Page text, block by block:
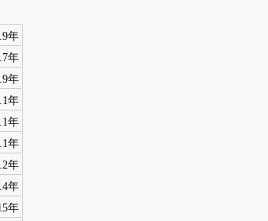
年
年
年
年
年
年
年
年
年